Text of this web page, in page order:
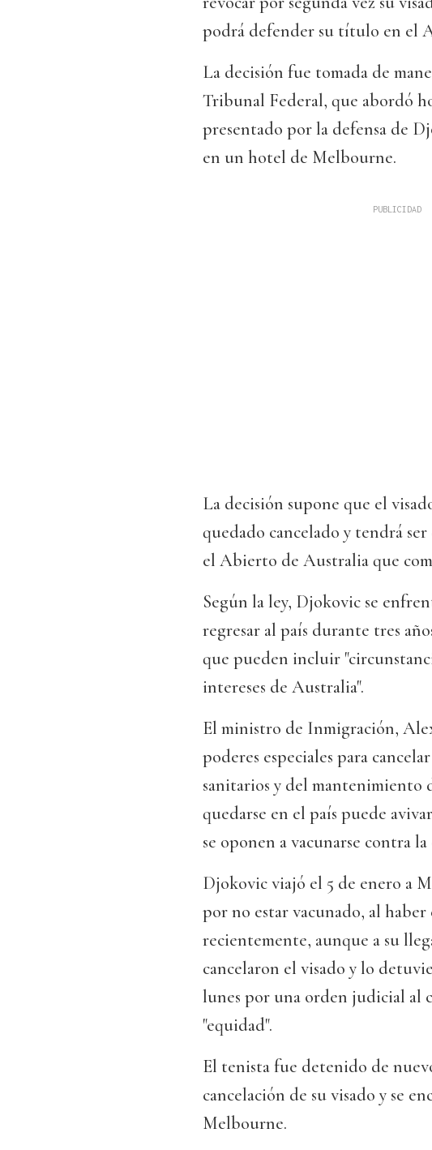
podrá defender su título en el
La decisión fue tomada de
Tribunal Federal, que abordó
presentado por la defensa de
en un hotel de Melbourne.
La decisión supone que el
quedado cancelado y tendrá
el Abierto de Australia que
Según la ley, Djokovic se
regresar al país durante tres
que pueden incluir
intereses de Australia".
El ministro de Inmigración,
poderes especiales para
sanitarios y del mantenimiento
quedarse en el país puede
se oponen a vacunarse contra la
Djokovic viajó el 5 de enero a
por no estar vacunado, al
recientemente, aunque a su
cancelaron el visado y lo
lunes por una orden judicial al
"equidad".
El tenista fue detenido de
cancelación de su visado y se
Melbourne.